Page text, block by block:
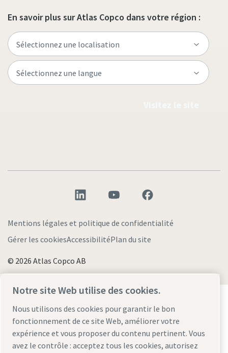
En savoir plus sur Atlas Copco dans votre région :
Mentions légales et politique de confidentialité
Gérer les cookiesAccessibilitéPlan du site
© 2026 Atlas Copco AB
Découvrez comment le groupe Atlas Copco met en
œuvre une technologie qui transforme l'avenir.
Visitez le site Web Atlas Copco Group
Membre Atlas Copco Group
Notre site Web utilise des cookies.
Nous utilisons des cookies pour garantir le bon
fonctionnement de ce site Web, améliorer votre
expérience et vous proposer du contenu pertinent. Vous
avez le contrôle : acceptez tous les cookies, autorisez